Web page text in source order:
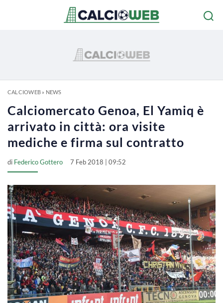
CALCIOWEB» NEWS
Calciomercato Genoa, El Yamiq è
arrivato in città: ora visite
mediche e firma sul contratto
di Federico Gottero 7 Feb 2018 | 09:52